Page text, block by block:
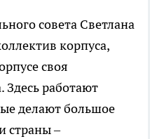
совета Светлана
корпуса,
своя
работают
делают большое
страны –